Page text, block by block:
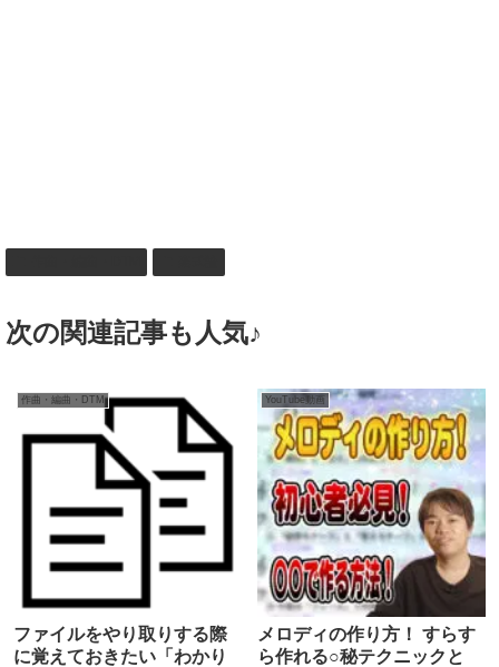
次の関連記事も人気♪
作曲・編曲・DTM
ファイルをやり取りする際
に覚えておきたい「わかり
YouTube動画
メロディの作り方！ すらす
ら作れる○秘テクニックと